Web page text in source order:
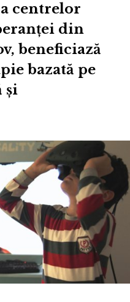
centrelor
din
beneficiază
bazată pe
şi